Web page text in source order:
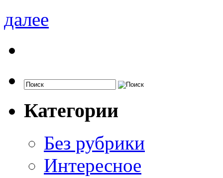
далее
Категории
Без рубрики
Интересное